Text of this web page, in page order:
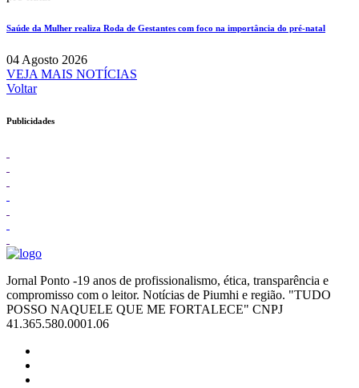
Saúde da Mulher realiza Roda de Gestantes com foco na importância do pré-natal
04 Agosto 2026
VEJA MAIS NOTÍCIAS
Voltar
Publicidades
Jornal Ponto -19 anos de profissionalismo, ética, transparência e
compromisso com o leitor. Notícias de Piumhi e região. "TUDO
POSSO NAQUELE QUE ME FORTALECE" CNPJ
41.365.580.0001.06